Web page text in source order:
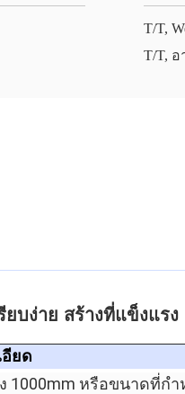
T/T,
T/T, อ
ยบง่าย สร้างที่แข็งแร
อียด
1000mm หรือขนาดที่กํา